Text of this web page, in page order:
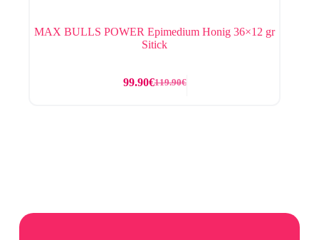
MAX BULLS POWER Epimedium Honig 36×12 gr
Sitick
119.90€
99.90€